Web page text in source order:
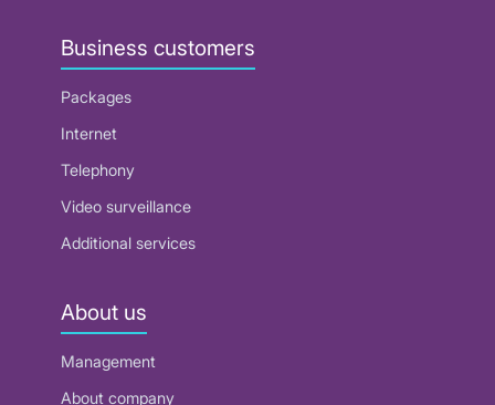
Business customers
Packages
Internet
Telephony
Video surveillance
Additional services
About us
Management
About company